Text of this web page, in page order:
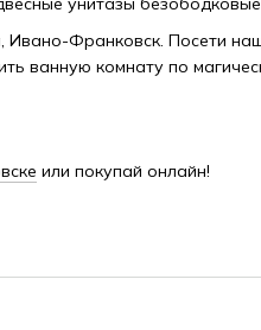
Франковск. Посети
ванную комнату по
или покупай онлайн!